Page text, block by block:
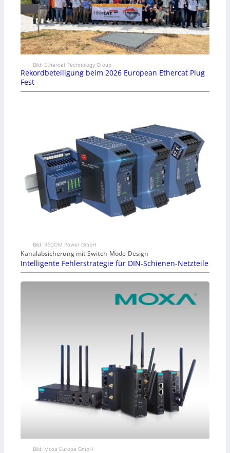
Bild: Ethercat Technology Group
Rekordbeteiligung beim 2026 European Ethercat Plug
Fest
Bild: RECOM Power GmbH
Kanalabsicherung mit Switch-Mode-Design
Intelligente Fehlerstrategie für DIN-Schienen-Netzteile
Bild: Moxa Europe GmbH